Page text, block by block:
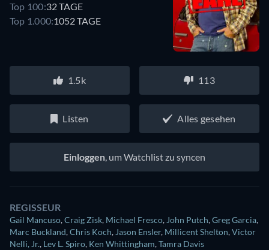
Top 100:32 TAGE
Top 1.000:1052 TAGE
1.5k 113
Listen Alles gesehen
Einloggen, um Watchlist zu syncen
REGISSEUR
Gail Mancuso,Craig Zisk, Michael Fresco, John Putch,Greg Garcia,
Marc Buckland,Chris Koch, Jason Ensler, Millicent Shelton,Victor
Nelli, Jr., Lev L. Spiro, Ken Whittingham,Tamra Davis